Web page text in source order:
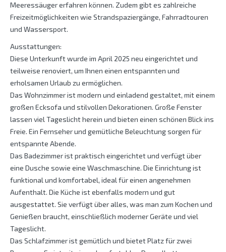
Meeressäuger erfahren können. Zudem gibt es zahlreiche
Freizeitmöglichkeiten wie Strandspaziergänge, Fahrradtouren
und Wassersport.
Ausstattungen:
Diese Unterkunft wurde im April 2025 neu eingerichtet und
teilweise renoviert, um Ihnen einen entspannten und
erholsamen Urlaub zu ermöglichen.
Das Wohnzimmer ist modern und einladend gestaltet, mit einem
großen Ecksofa und stilvollen Dekorationen. Große Fenster
lassen viel Tageslicht herein und bieten einen schönen Blick ins
Freie. Ein Fernseher und gemütliche Beleuchtung sorgen für
entspannte Abende.
Das Badezimmer ist praktisch eingerichtet und verfügt über
eine Dusche sowie eine Waschmaschine. Die Einrichtung ist
funktional und komfortabel, ideal für einen angenehmen
Aufenthalt. Die Küche ist ebenfalls modern und gut
ausgestattet. Sie verfügt über alles, was man zum Kochen und
Genießen braucht, einschließlich moderner Geräte und viel
Tageslicht.
Das Schlafzimmer ist gemütlich und bietet Platz für zwei